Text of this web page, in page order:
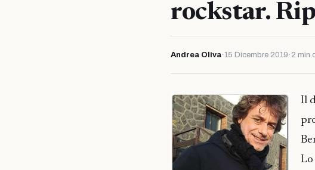
rockstar.
Andrea Oliva·15 Dicembre 2019 · 2 min
Il
Lo